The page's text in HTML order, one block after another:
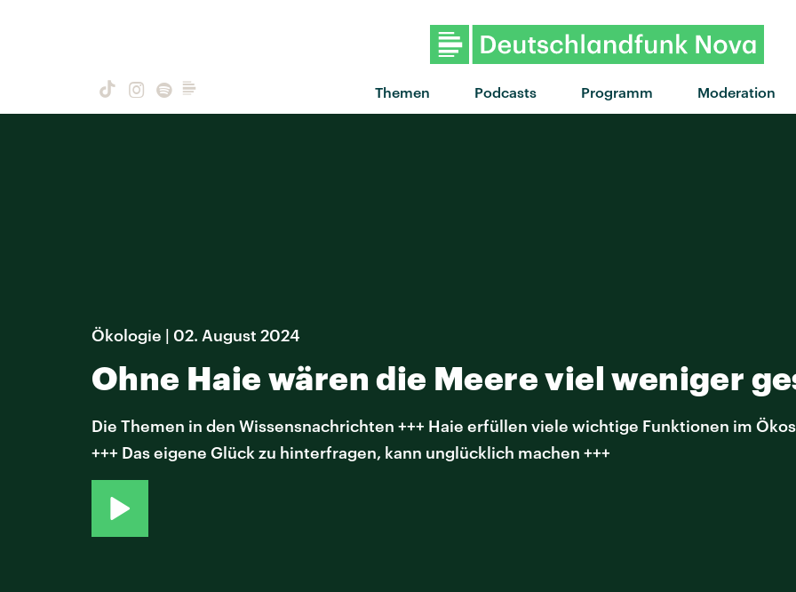
Themen Podcasts Programm Moderation
"Up against it" von
Ökologie | 02. August 2024
Ohne Haie wären die Meere viel weniger
Die Themen in den Wissensnachrichten +++ Haie erfüllen viele wichtige Funktionen im
+++ Das eigene Glück zu hinterfragen, kann unglücklich machen +++